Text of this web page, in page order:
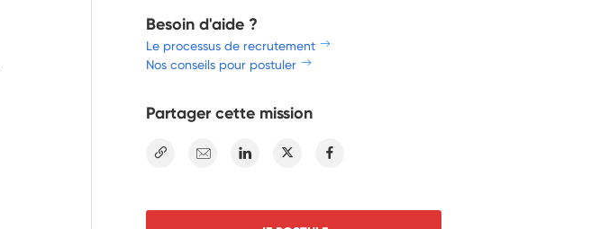
Besoin d'aide ?
Le processus de recrutement
Nos conseils pour postuler
Partager cette mission
E-mail Linkedin Twitter